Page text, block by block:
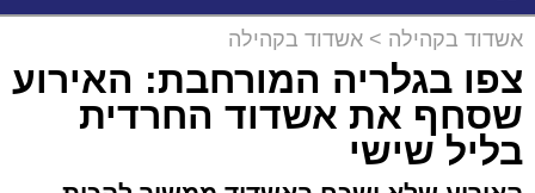
אשדוד בקהילה > אשדוד בקהילה
צפו בגלריה המורחבת: האירוע
שסחף את אשדוד החרדית
בליל שישי